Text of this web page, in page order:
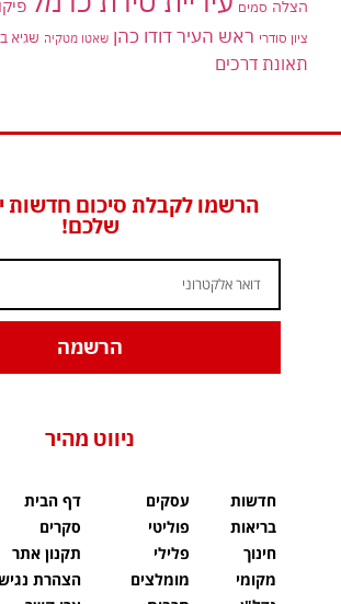
הצלה סמים
ציון סודרי ראש העיר דודו כהן שאטו מטקיה שגיא
תאונת דרכים
הרשמו לקבלת סיכום חדשות
שלכם!
הרשמה
ניווט מהיר
חדשות
בריאות
חינוך
מקומי
עסקים
פוליטי
פלילי
מומלצים
דף הבית
סקרים
תקנון אתר
הצהרת